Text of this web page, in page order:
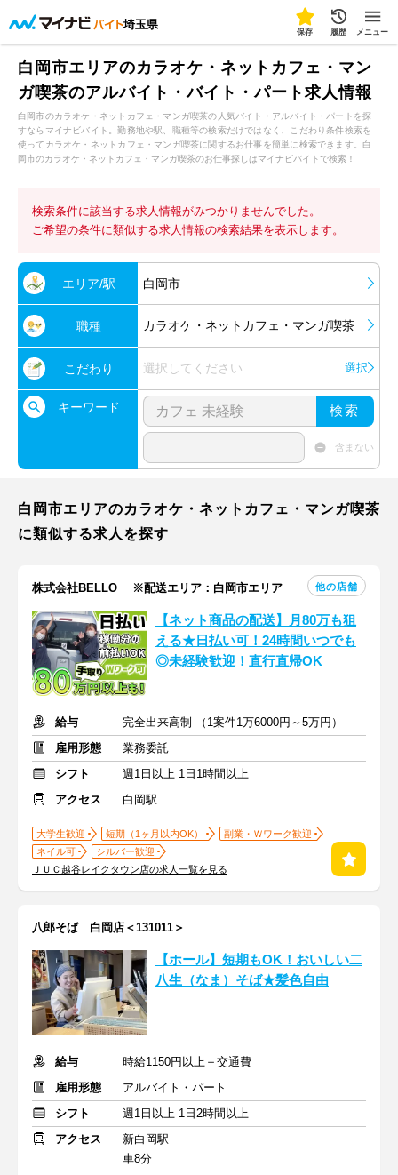
埼玉県
保存 履歴 メニュー
白岡市エリアのカラオケ・ネットカフェ・マン
ガ喫茶のアルバイト・バイト・パート求人情報
白岡市のカラオケ・ネットカフェ・マンガ喫茶の人気バイト・アルバイト・パートを探
すならマイナビバイト。勤務地や駅、職種等の検索だけではなく、こだわり条件検索を
使ってカラオケ・ネットカフェ・マンガ喫茶に関するお仕事を簡単に検索できます。白
岡市のカラオケ・ネットカフェ・マンガ喫茶のお仕事探しはマイナビバイトで検索！
検索条件に該当する求人情報がみつかりませんでした。
ご希望の条件に類似する求人情報の検索結果を表示します。
エリア/駅 白岡市
職種 カラオケ・ネットカフェ・マンガ喫茶
こだわり 選択してください 選択
キーワード 検索
含まない
白岡市エリアのカラオケ・ネットカフェ・マンガ喫茶
に類似する求人を探す
株式会社BELLO ※配送エリア：白岡市エリア 他の店舗
【ネット商品の配送】月80万も狙
える★日払い可！24時間いつでも
◎未経験歓迎！直行直帰OK
給与
完全出来高制 （1案件1万6000円～5万円）
雇用形態
業務委託
シフト
週1日以上 1日1時間以上
アクセス
白岡駅
大学生歓迎 短期（1ヶ月以内OK）
副業・Ｗワーク歓迎
ネイル可
シルバー歓迎
ＪＵＣ越谷レイクタウン店の求人一覧を見る
八郎そば 白岡店＜131011＞
【ホール】短期もOK！おいしい二
八生（なま）そば★髪色自由
給与
時給1150円以上＋交通費
雇用形態
アルバイト・パート
シフト
週1日以上 1日2時間以上
アクセス
新白岡駅
車8分